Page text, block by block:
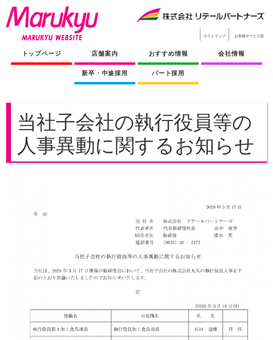
サイトマップ お客様サービス室
トップページ 店舗案内 おすすめ情報 会社情報
新卒・中途採用 パート採用
当社子会社の執行役員等の
人事異動に関するお知らせ